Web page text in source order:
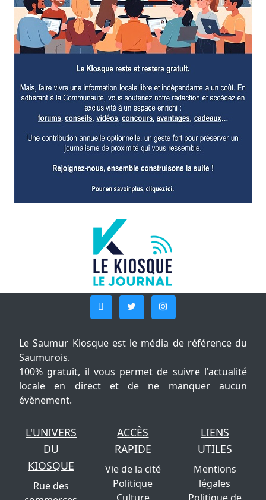
Le Saumur Kiosque est le média de référence du
Saumurois.
100% gratuit, il vous permet de suivre l'actualité
locale en direct et de ne manquer aucun
évènement.
L'UNIVERS
DU
KIOSQUE
Rue des
ACCÈS
RAPIDE
Vie de la cité
Politique
Culture
LIENS
UTILES
Mentions
légales
Politique de